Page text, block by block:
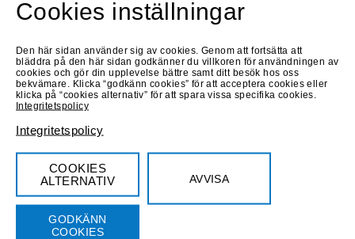
Large
Progressiva
Bifokala
Prova online
Låna hem
Renoptik Collection OU 43 431 03
Cookies inställningar
Den här sidan använder sig av cookies. Genom att fortsätta att
bläddra på den här sidan godkänner du villkoren för användningen av
cookies och gör din upplevelse bättre samt ditt besök hos oss
bekvämare. Klicka “godkänn cookies” för att acceptera cookies eller
klicka på “cookies alternativ” för att spara vissa specifika cookies.
Integritetspolicy
Integritetspolicy
COOKIES
ALTERNATIV
AVVISA
GODKÄNN
COOKIES